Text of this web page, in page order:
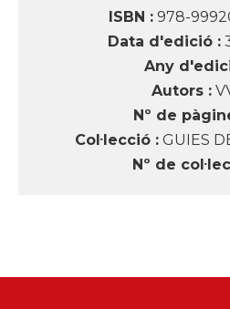
ISBN : 978-
Data d'edició :
Any
Autors :
Nº de
Col·lecció : GUIES
Nº de